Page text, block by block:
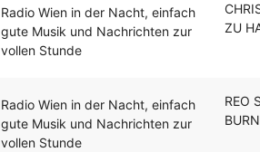
Radio Wien in der Nacht, einfach
gute Musik und Nachrichten zur
vollen Stunde
ZU
Radio Wien in der Nacht, einfach
gute Musik und Nachrichten zur
vollen Stunde
REO